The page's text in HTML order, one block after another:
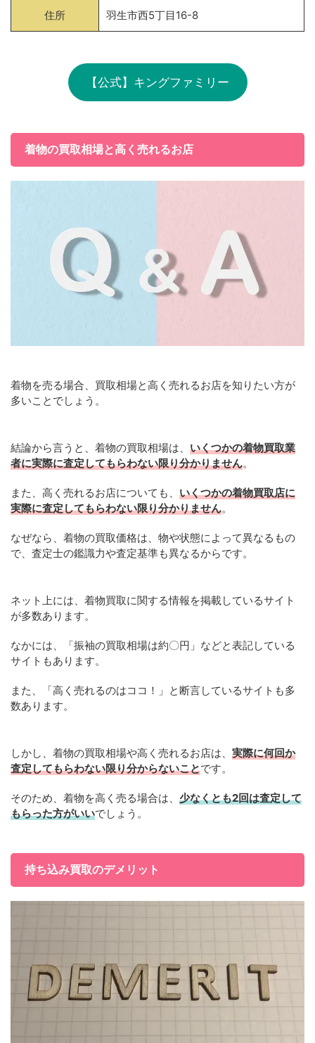
住所 羽生市西5丁目16-8
【公式】キングファミリー
着物の買取相場と高く売れるお店
着物を売る場合、買取相場と高く売れるお店を知りたい方が
多いことでしょう。
結論から言うと、着物の買取相場は、 いくつかの着物買取業
者に実際に査定してもらわない限り分かりません。
また、高く売れるお店についても、 いくつかの着物買取店に
実際に査定してもらわない限り分かりません。
なぜなら、着物の買取価格は、物や状態によって異なるもの
で、査定士の鑑識力や査定基準も異なるからです。
ネット上には、着物買取に関する情報を掲載しているサイト
が多数あります。
なかには、「振袖の買取相場は約〇円」などと表記している
サイトもあります。
また、「高く売れるのはココ！」と断言しているサイトも多
数あります。
しかし、着物の買取相場や高く売れるお店は、 実際に何回か
査定してもらわない限り分からないことです。
そのため、着物を高く売る場合は、 少なくとも2回は査定して
もらった方がいいでしょう。
持ち込み買取のデメリット